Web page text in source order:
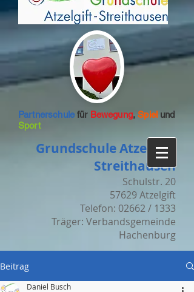
Partnerschulefür Bewegung,Spiel und
Sport
Grundschule Atzelgift-
Streithausen
Schulstr. 20
57629 Atzelgift
Telefon: 02662 / 1333
Träger: Verbandsgemeinde
Hachenburg
Beitrag
Daniel Busch